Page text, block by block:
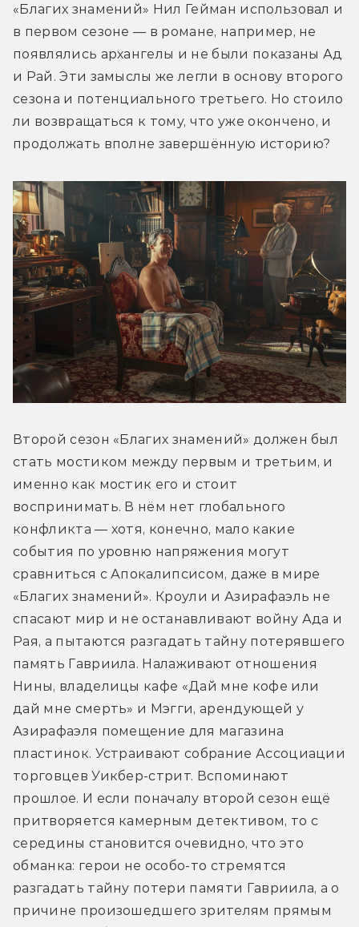
«Благих знамений» Нил Гейман использовал и
в первом сезоне — в романе, например, не
появлялись архангелы и не были показаны Ад
и Рай. Эти замыслы же легли в основу второго
сезона и потенциального третьего. Но стоило
ли возвращаться к тому, что уже окончено, и
продолжать вполне завершённую историю?
Второй сезон «Благих знамений» должен был
стать мостиком между первым и третьим, и
именно как мостик его и стоит
воспринимать. В нём нет глобального
конфликта — хотя, конечно, мало какие
события по уровню напряжения могут
сравниться с Апокалипсисом, даже в мире
«Благих знамений». Кроули и Азирафаэль не
спасают мир и не останавливают войну Ада и
Рая, а пытаются разгадать тайну потерявшего
память Гавриила. Налаживают отношения
Нины, владелицы кафе «Дай мне кофе или
дай мне смерть» и Мэгги, арендующей у
Азирафаэля помещение для магазина
пластинок. Устраивают собрание Ассоциации
торговцев Уикбер-стрит. Вспоминают
прошлое. И если поначалу второй сезон ещё
притворяется камерным детективом, то с
середины становится очевидно, что это
обманка: герои не особо-то стремятся
разгадать тайну потери памяти Гавриила, а о
причине произошедшего зрителям прямым